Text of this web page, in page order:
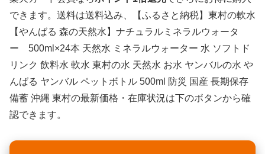
できます。送料は送料込み、【ふるさと納税】東村の軟水
【やんばる 森の天然水】ナチュラルミネラルウォータ
ー 500ml×24本 天然水 ミネラルウォーター 水 ソフトド
リンク 飲料水 軟水 東村の水 天然水 お水 ヤンバルの水 や
んばる ヤンバル ペットボトル 500ml 防災 国産 長期保存
備蓄 沖縄 東村の最新価格・在庫状況は下のボタンから確
認できます。